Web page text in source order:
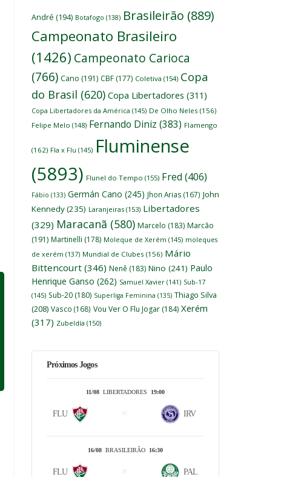
André (194) Botafogo (138) Brasileirão (889)
Campeonato Brasileiro
(1426) Campeonato Carioca
(766) Cano (191) CBF (177) Coletiva (154) Copa
do Brasil (620) Copa Libertadores (311)
Copa Libertadores da América (145) De Olho Neles (156)
Felipe Melo (148) Fernando Diniz (383) Flamengo
(162) Fla x Flu (145) Fluminense
(5893) Flunel do Tempo (155) Fred (406)
Fábio (133) Germán Cano (245) Jhon Arias (167) John
Kennedy(235) Laranjeiras (153) Libertadores
(329) Maracanã (580) Marcelo (183) Marcão
(191) Martinelli (178) Moleque de Xerém (145) moleques
de xerém (137) Mundial de Clubes (156) Mário
Bittencourt (346) Nenê (183) Nino (241) Paulo
Henrique Ganso (262) Samuel Xavier (141) Sub-17
(145) Sub-20 (180) Superliga Feminina (135) Thiago Silva
(208) Vasco (168) Vou Ver O Flu Jogar (184) Xerém
(317) Zubeldía (150)
Próximos Jogos
11/08 LIBERTADORES 19:00
FLU IRV
16/08 BRASILEIRÃO 16:30
FLU PAL